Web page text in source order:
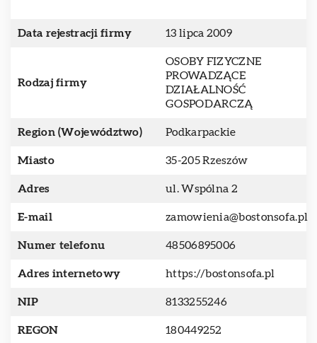
Data rejestracji firmy 13 lipca 2009
Rodzaj firmy
OSOBY FIZYCZNE
PROWADZĄCE
DZIAŁALNOŚĆ
GOSPODARCZĄ
Region (Województwo) Podkarpackie
Miasto 35-205 Rzeszów
Adres ul. Wspólna 2
E-mail zamowienia@bostonsofa.pl
Numer telefonu 48506895006
Adres internetowy https://bostonsofa.pl
NIP 8133255246
REGON 180449252